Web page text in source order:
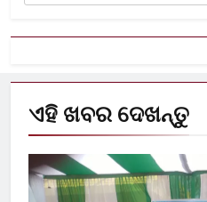
ଏହି ଖବର ଦେଖନ୍ତୁ